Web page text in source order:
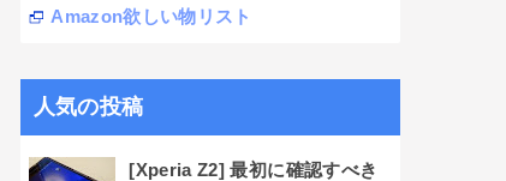
Amazon欲しい物リスト
人気の投稿
[Xperia Z2] 最初に確認すべき